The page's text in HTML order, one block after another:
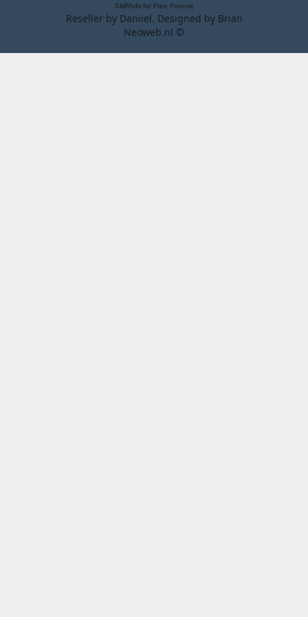
SMFAds for Free Forums
Reseller by Daniiel. Designed by Brian
Neoweb.nl ©